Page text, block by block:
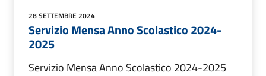
28 SETTEMBRE 2024
Servizio Mensa Anno Scolastico 2024-
2025
Servizio Mensa Anno Scolastico 2024-2025